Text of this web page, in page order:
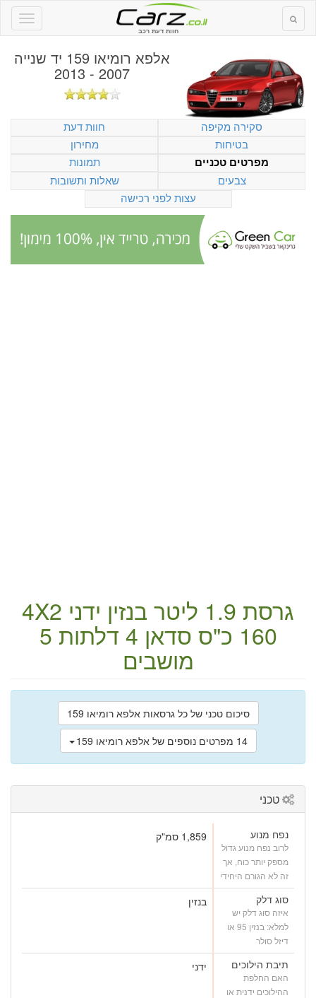
חוות דעת רכב
אלפא רומיאו 159 יד שנייה
2007 - 2013
סקירה מקיפה
חוות דעת
בטיחות
מחירון
מפרטים טכניים
תמונות
צבעים
שאלות ותשובות
עצות לפני רכישה
גרסת 1.9 ליטר בנזין ידני
160 כ"ס סדאן 5
מושבים
סיכום טכני של כל גרסאות אלפא רומיאו 159
14 מפרטים נוספים של אלפא רומיאו 159
טכני
נפח מנוע
לרוב נפח מנוע גדול
מספק יותר כוח, אך
זה לא הגורם היחידי
1,859 סמ"ק
סוג דלק
איזה סוג דלק יש
למלא: בנזין 95 או
דיזל סולר
בנזין
תיבת הילוכים
האם החלפת
ההילוכים ידנית או
ידני